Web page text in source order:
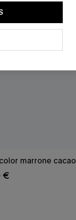
marrone cacao
€